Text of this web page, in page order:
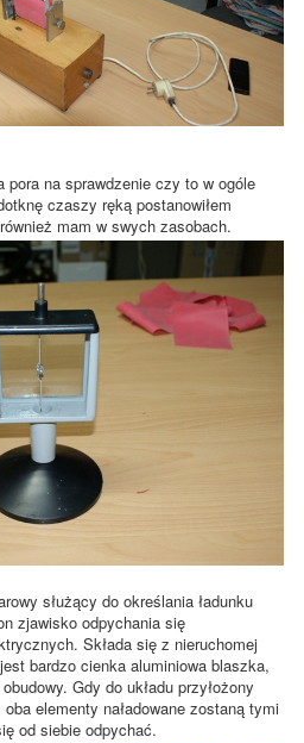
pora na sprawdzenie czy to w ogóle
czaszy ręką postanowiłem
mam w swych zasobach.
służący do określania ładunku
zjawisko odpychania się
Składa się z nieruchomej
bardzo cienka aluminiowa blaszka,
Gdy do układu przyłożony
elementy naładowane zostaną tymi
od siebie odpychać.